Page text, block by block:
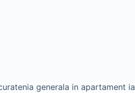
generala in apartament